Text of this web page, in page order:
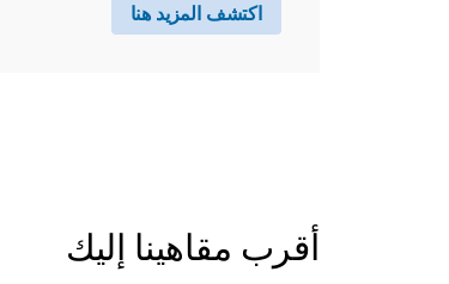
اكتشف المزيد هنا
أقرب مقاهينا إليك